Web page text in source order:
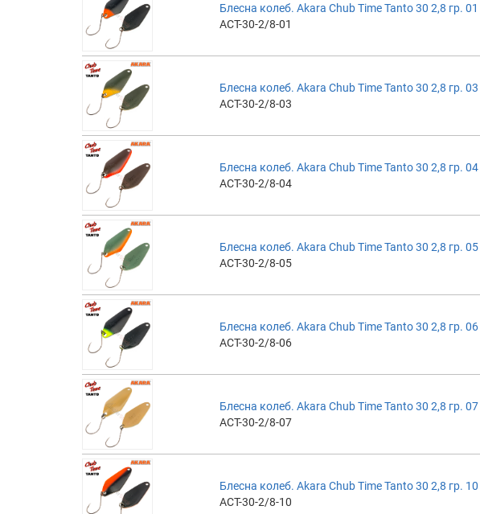
Блесна колеб. Akara Chub Time Tanto 30 2,8 гр. 01
ACT-30-2/8-01
Блесна колеб. Akara Chub Time Tanto 30 2,8 гр. 03
ACT-30-2/8-03
Блесна колеб. Akara Chub Time Tanto 30 2,8 гр. 04
ACT-30-2/8-04
Блесна колеб. Akara Chub Time Tanto 30 2,8 гр. 05
ACT-30-2/8-05
Блесна колеб. Akara Chub Time Tanto 30 2,8 гр. 06
ACT-30-2/8-06
Блесна колеб. Akara Chub Time Tanto 30 2,8 гр. 07
ACT-30-2/8-07
Блесна колеб. Akara Chub Time Tanto 30 2,8 гр. 10
ACT-30-2/8-10